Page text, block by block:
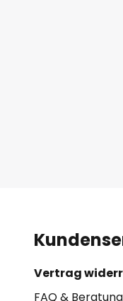
Vertrag
FAQ & Beratung